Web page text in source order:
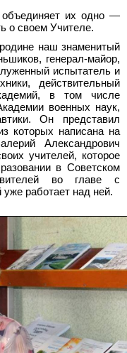
объединяет их одно —
о своем Учителе.
наш знаменитый
генерал-майор,
испытатель и
действительный
в том числе
военных наук,
Он представил
которых написана на
Александрович
учителей, которое
в Советском
во главе с
работает над ней.